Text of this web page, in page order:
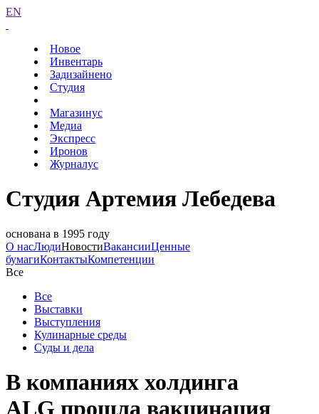
EN
Новое
Инвентарь
Задизайнено
Студия
Магазинус
Медиа
Экспресс
Иронов
Журналус
Студия Артемия Лебедева
основана в 1995 году
О насЛюдиНовостиВакансииЦенные
бумагиКонтактыКомпетенции
Все
Все
Выставки
Выступления
Кулинарные среды
Суды и дела
В компаниях холдинга
ALG прошла вакцинация